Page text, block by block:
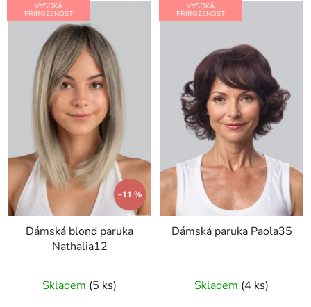
VYSOKÁ
PŘIROZENOST
–11 %
Dámská blond paruka
Nathalia12
Skladem (5 ks)
VYSOKÁ
PŘIROZENOST
Dámská paruka Paola35
Skladem (4 ks)